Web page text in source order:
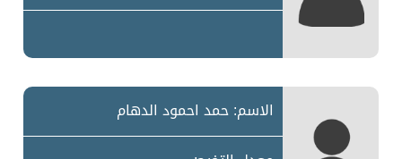
الاسم: حمد احمود الدهام